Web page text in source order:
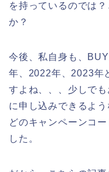
を持っているのでは
か？
今後、私自身も、
年、2022年、2023年
すよね、、、少しで
に申し込みできるよ
どのキャンペーンコ
した。